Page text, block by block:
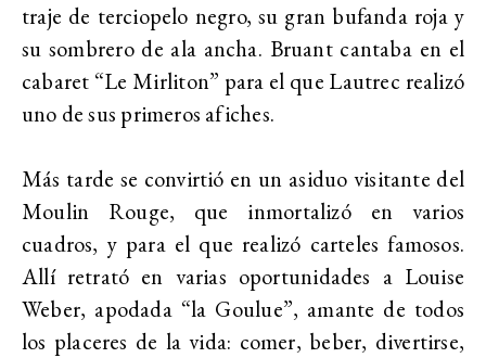
traje de terciopelo negro, su gran bufanda roja y
su sombrero de ala ancha. Bruant cantaba en el
cabaret “Le Mirliton” para el que Lautrec realizó
uno de sus primeros afiches.
Más tarde se convirtió en un asiduo visitante del
Moulin Rouge, que inmortalizó en varios
cuadros, y para el que realizó carteles famosos.
Allí retrató en varias oportunidades a Louise
Weber, apodada “la Goulue”, amante de todos
los placeres de la vida: comer, beber, divertirse,